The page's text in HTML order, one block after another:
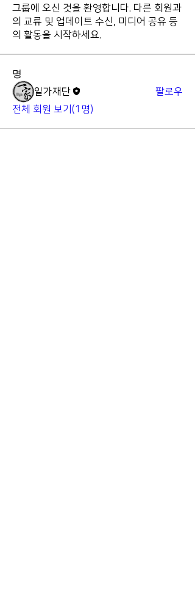
그룹에 오신 것을 환영합니다. 다른 회원과
의 교류 및 업데이트 수신, 미디어 공유 등
의 활동을 시작하세요.
명
일가재단
팔로우
전체 회원 보기(1명)